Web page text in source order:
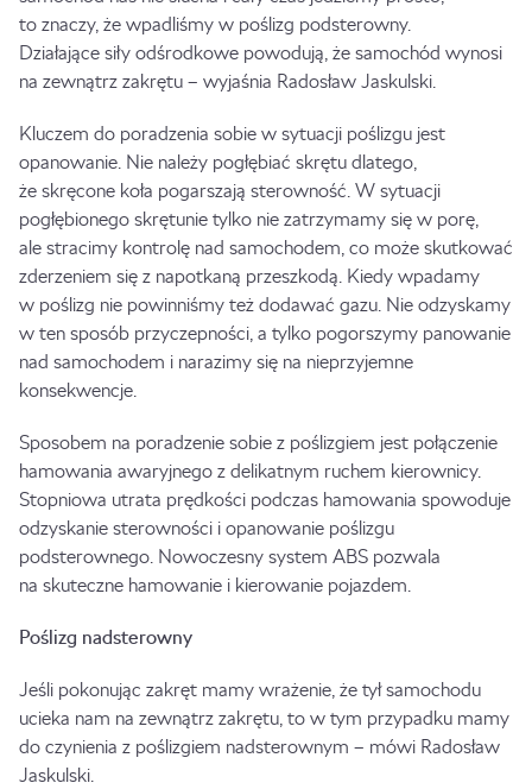
to znaczy, że wpadliśmy w poślizg podsterowny.
Działające siły odśrodkowe powodują, że samochód wynosi
na zewnątrz zakrętu – wyjaśnia Radosław Jaskulski.
Kluczem do poradzenia sobie w sytuacji poślizgu jest
opanowanie. Nie należy pogłębiać skrętu dlatego,
że skręcone koła pogarszają sterowność. W sytuacji
pogłębionego skrętunie tylko nie zatrzymamy się w porę,
ale stracimy kontrolę nad samochodem, co może skutkować
zderzeniem się z napotkaną przeszkodą. Kiedy wpadamy
w poślizg nie powinniśmy też dodawać gazu. Nie odzyskamy
w ten sposób przyczepności, a tylko pogorszymy panowanie
nad samochodem i narazimy się na nieprzyjemne
konsekwencje.
Sposobem na poradzenie sobie z poślizgiem jest połączenie
hamowania awaryjnego z delikatnym ruchem kierownicy.
Stopniowa utrata prędkości podczas hamowania spowoduje
odzyskanie sterowności i opanowanie poślizgu
podsterownego. Nowoczesny system ABS pozwala
na skuteczne hamowanie i kierowanie pojazdem.
Poślizg nadsterowny
Jeśli pokonując zakręt mamy wrażenie, że tył samochodu
ucieka nam na zewnątrz zakrętu, to w tym przypadku mamy
do czynienia z poślizgiem nadsterownym – mówi Radosław
Jaskulski.